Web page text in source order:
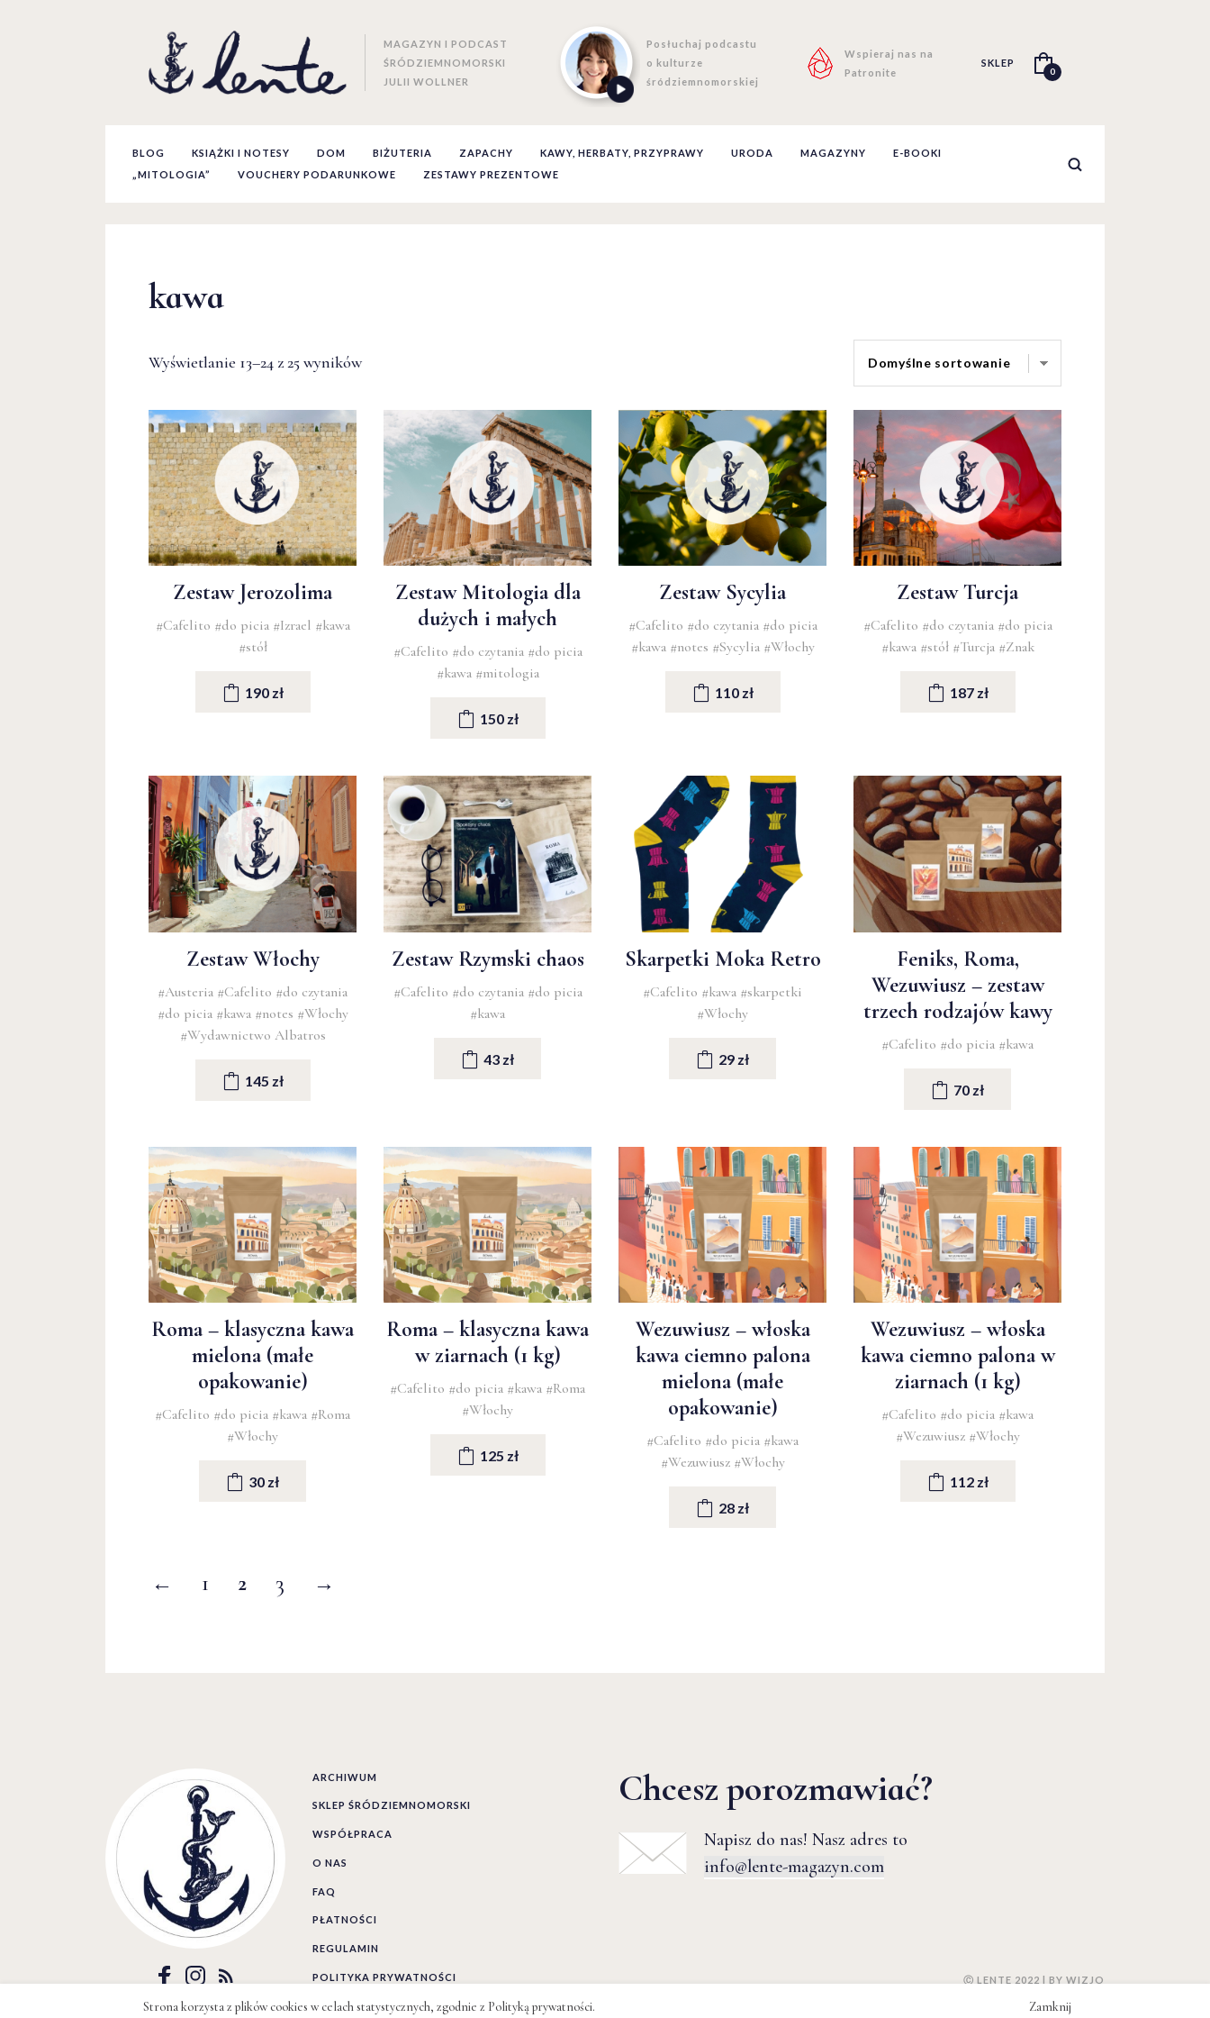
MAGAZYN I PODCAST
ŚRÓDZIEMNOMORSKI
JULII WOLLNER
Posłuchaj podcastu
o kulturze
śródziemnomorskiej
Wspieraj nas na
Patronite
SKLEP
0
BLOG KSIĄŻKI I NOTESY DOM BIŻUTERIA ZAPACHY KAWY, HERBATY, PRZYPRAWY URODA MAGAZYNY
E-BOOKI
„MITOLOGIA”
VOUCHERY PODARUNKOWE ZESTAWY PREZENTOWE
kawa
Wyświetlanie 13–24 z 25 wyników
Zestaw Jerozolima
#Cafelito #do picia #Izrael #kawa
#stół
190 zł
Zestaw Mitologia dla
dużych i małych
#Cafelito #do czytania #do picia
#kawa #mitologia
150 zł
Zestaw Sycylia
#Cafelito #do czytania #do picia
#kawa #notes #Sycylia #Włochy
110 zł
Zestaw Turcja
#Cafelito #do czytania #do picia
#kawa #stół #Turcja #Znak
187 zł
Zestaw Włochy
#Austeria #Cafelito #do czytania
#do picia #kawa #notes #Włochy
#Wydawnictwo Albatros
145 zł
Zestaw Rzymski chaos
#Cafelito #do czytania #do picia
#kawa
43 zł
Skarpetki Moka Retro
#Cafelito #kawa #skarpetki
#Włochy
29 zł
Feniks, Roma,
Wezuwiusz – zestaw
trzech rodzajów kawy
#Cafelito #do picia #kawa
70 zł
Roma – klasyczna kawa
mielona (małe
opakowanie)
#Cafelito #do picia #kawa #Roma
#Włochy
30 zł
Roma – klasyczna kawa
w ziarnach (1 kg)
#Cafelito #do picia #kawa #Roma
#Włochy
125 zł
Wezuwiusz – włoska
kawa ciemno palona
mielona (małe
opakowanie)
#Cafelito #do picia #kawa
#Wezuwiusz #Włochy
28 zł
Wezuwiusz – włoska
kawa ciemno palona w
ziarnach (1 kg)
#Cafelito #do picia #kawa
#Wezuwiusz #Włochy
112 zł
← 1 2 3 →
Chcesz porozmawiać?
Napisz do nas! Nasz adres to
info@lente-magazyn.com
Ⓒ LENTE 2022 | BY WIZJO
ARCHIWUM
SKLEP ŚRÓDZIEMNOMORSKI
WSPÓŁPRACA
O NAS
FAQ
PŁATNOŚCI
REGULAMIN
POLITYKA PRYWATNOŚCI
Strona korzysta z plików cookies w celach statystycznych, zgodnie z Polityką prywatności. Zamknij